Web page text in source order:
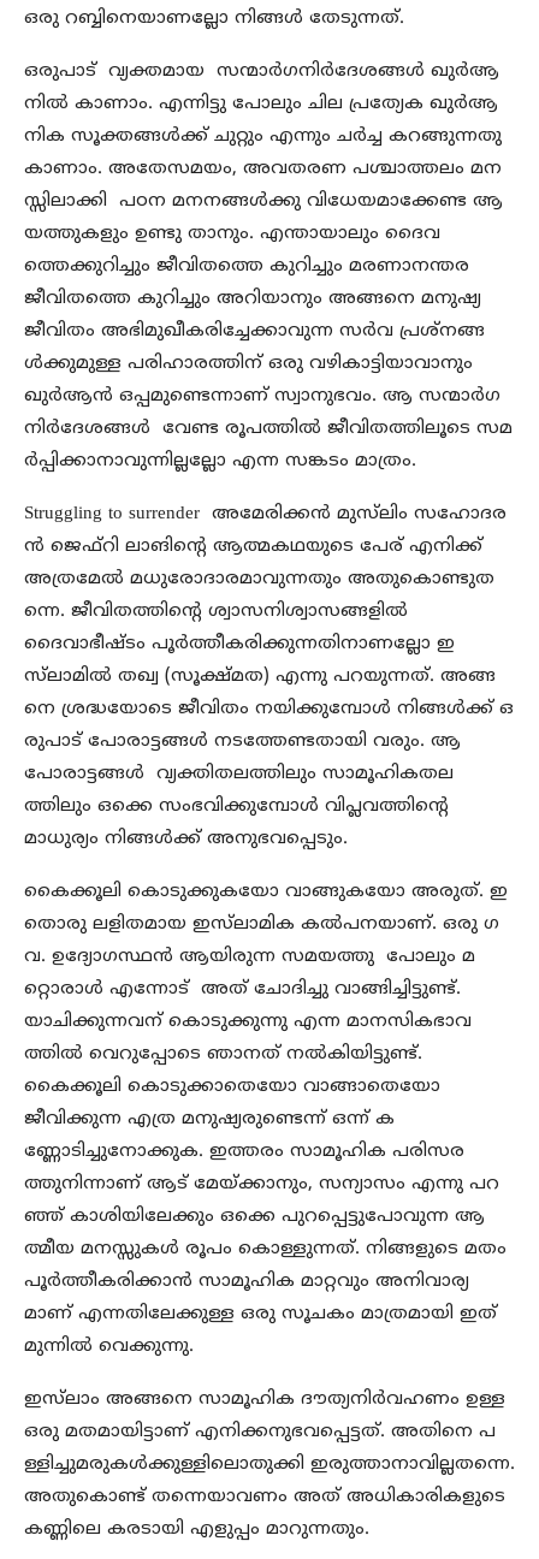
ഒരു റബ്ബിനെയാണല്ലോ നിങ്ങള്‍ തേടുന്നത്.
ഒരുപാട് വ്യക്തമായ സന്മാര്‍ഗനിര്‍ദേശങ്ങള്‍ ഖുര്‍ആ
നില്‍ കാണാം. എന്നിട്ടു പോലും ചില പ്രത്യേക ഖുര്‍ആ
നിക സൂക്തങ്ങള്‍ക്ക് ചുറ്റും എന്നും ചര്‍ച്ച കറങ്ങുന്നതു
കാണാം. അതേസമയം, അവതരണ പശ്ചാത്തലം മന
സ്സിലാക്കി പഠന മനനങ്ങള്‍ക്കു വിധേയമാക്കേണ്ട ആ
യത്തുകളും ഉണ്ടു താനും. എന്തായാലും ദൈവ
ത്തെക്കുറിച്ചും ജീവിതത്തെ കുറിച്ചും മരണാനന്തര
ജീവിതത്തെ കുറിച്ചും അറിയാനും അങ്ങനെ മനുഷ്യ
ജീവിതം അഭിമുഖീകരിച്ചേക്കാവുന്ന സര്‍വ പ്രശ്‌നങ്ങ
ള്‍ക്കുമുള്ള പരിഹാരത്തിന് ഒരു വഴികാട്ടിയാവാനും
ഖുര്‍ആന്‍ ഒപ്പമുണ്ടെന്നാണ് സ്വാനുഭവം. ആ സന്മാര്‍ഗ
നിര്‍ദേശങ്ങള്‍ വേണ്ട രൂപത്തില്‍ ജീവിതത്തിലൂടെ സമ
ര്‍പ്പിക്കാനാവുന്നില്ലല്ലോ എന്ന സങ്കടം മാത്രം.
Struggling to surrender അമേരിക്കന്‍ മുസ്‌ലിം സഹോദര
ന്‍ ജെഫ്റി ലാങിന്റെ ആത്മകഥയുടെ പേര് എനിക്ക്
അത്രമേല്‍ മധുരോദാരമാവുന്നതും അതുകൊണ്ടുത
ന്നെ. ജീവിതത്തിന്റെ ശ്വാസനിശ്വാസങ്ങളില്‍
ദൈവാഭീഷ്ടം പൂര്‍ത്തീകരിക്കുന്നതിനാണല്ലോ ഇ
സ്‌ലാമില്‍ തഖ്വ (സൂക്ഷ്മത) എന്നു പറയുന്നത്. അങ്ങ
നെ ശ്രദ്ധയോടെ ജീവിതം നയിക്കുമ്പോള്‍ നിങ്ങള്‍ക്ക് ഒ
രുപാട് പോരാട്ടങ്ങള്‍ നടത്തേണ്ടതായി വരും. ആ
പോരാട്ടങ്ങള്‍ വ്യക്തിതലത്തിലും സാമൂഹികതല
ത്തിലും ഒക്കെ സംഭവിക്കുമ്പോള്‍ വിപ്ലവത്തിന്റെ
മാധുര്യം നിങ്ങള്‍ക്ക് അനുഭവപ്പെടും.
കൈക്കൂലി കൊടുക്കുകയോ വാങ്ങുകയോ അരുത്. ഇ
തൊരു ലളിതമായ ഇസ്‌ലാമിക കല്‍പനയാണ്. ഒരു ഗ
വ. ഉദ്യോഗസ്ഥന്‍ ആയിരുന്ന സമയത്തു പോലും മ
റ്റൊരാള്‍ എന്നോട് അത് ചോദിച്ചു വാങ്ങിച്ചിട്ടുണ്ട്.
യാചിക്കുന്നവന് കൊടുക്കുന്നു എന്ന മാനസികഭാവ
ത്തില്‍ വെറുപ്പോടെ ഞാനത് നല്‍കിയിട്ടുണ്ട്.
കൈക്കൂലി കൊടുക്കാതെയോ വാങ്ങാതെയോ
ജീവിക്കുന്ന എത്ര മനുഷ്യരുണ്ടെന്ന് ഒന്ന് ക
ണ്ണോടിച്ചുനോക്കുക. ഇത്തരം സാമൂഹിക പരിസര
ത്തുനിന്നാണ് ആട് മേയ്ക്കാനും, സന്യാസം എന്നു പറ
ഞ്ഞ് കാശിയിലേക്കും ഒക്കെ പുറപ്പെട്ടുപോവുന്ന ആ
ത്മീയ മനസ്സുകള്‍ രൂപം കൊള്ളുന്നത്. നിങ്ങളുടെ മതം
പൂര്‍ത്തീകരിക്കാന്‍ സാമൂഹിക മാറ്റവും അനിവാര്യ
മാണ് എന്നതിലേക്കുള്ള ഒരു സൂചകം മാത്രമായി ഇത്
മുന്നില്‍ വെക്കുന്നു.
ഇസ്‌ലാം അങ്ങനെ സാമൂഹിക ദൗത്യനിര്‍വഹണം ഉള്ള
ഒരു മതമായിട്ടാണ് എനിക്കനുഭവപ്പെട്ടത്. അതിനെ പ
ള്ളിച്ചുമരുകള്‍ക്കുള്ളിലൊതുക്കി ഇരുത്താനാവില്ലതന്നെ.
അതുകൊണ്ട് തന്നെയാവണം അത് അധികാരികളുടെ
കണ്ണിലെ കരടായി എളുപ്പം മാറുന്നതും.